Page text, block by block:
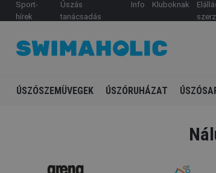
Sport-
hírek
Úszás
tanácsadás
Info Kluboknak
ÚSZÓSZEMÜVEGEK ÚSZÓRUHÁZAT